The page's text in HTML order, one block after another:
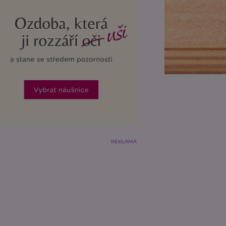
REKLAMA